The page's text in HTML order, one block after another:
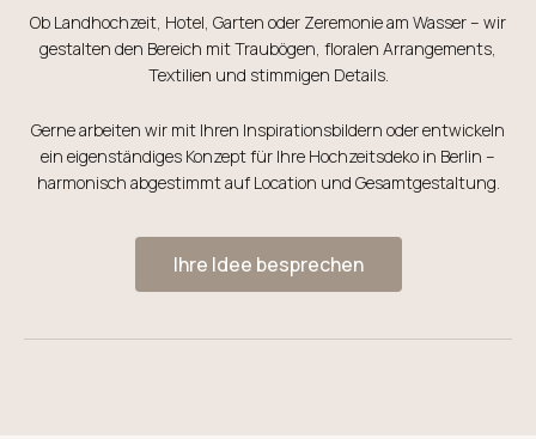
Ob Landhochzeit, Hotel, Garten oder Zeremonie am Wasser – wir
gestalten den Bereich mit Traubögen, floralen Arrangements,
Textilien und stimmigen Details.
Gerne arbeiten wir mit Ihren Inspirationsbildern oder entwickeln
ein eigenständiges Konzept für Ihre Hochzeitsdeko in Berlin –
harmonisch abgestimmt auf Location und Gesamtgestaltung.
Ihre Idee besprechen